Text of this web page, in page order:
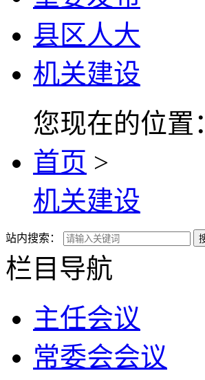
县区人大
机关建设
您现在的位置
首页 >
机关建设
站内搜索：
栏目导航
主任会议
常委会会议